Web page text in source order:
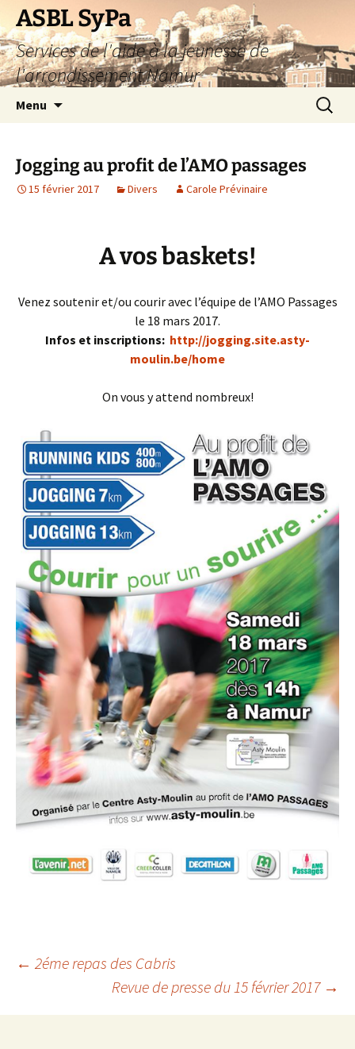
Aller
au
contenu
ASBL SyPa
Services de l'aide à la jeunesse de
l'arrondissement Namur
Menu
Jogging au profit de l’AMO passages
15 février 2017 Divers Carole Prévinaire
A vos baskets!
Venez soutenir et/ou courir avec l’équipe de l’AMO Passages
le 18 mars 2017.
Infos et inscriptions: http://jogging.site.asty-
moulin.be/home
On vous y attend nombreux!
Navigation
des
← 2éme repas des Cabris
Revue de presse du 15 février 2017 →